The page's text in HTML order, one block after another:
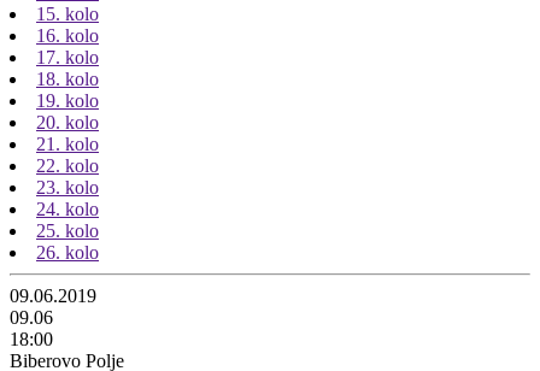
15. kolo
16. kolo
17. kolo
18. kolo
19. kolo
20. kolo
21. kolo
22. kolo
23. kolo
24. kolo
25. kolo
26. kolo
09.06.2019
09.06
18:00
Biberovo Polje